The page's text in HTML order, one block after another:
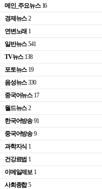
메인_주요뉴스 16
경제뉴스 2
연변노래 1
일반뉴스 541
TV뉴스 138
포토뉴스 19
음성뉴스 330
중국어뉴스 17
월드뉴스 2
한국어방송 91
중국어방송 9
과학지식 1
건강료법 1
이메일제보 1
사회종합 5